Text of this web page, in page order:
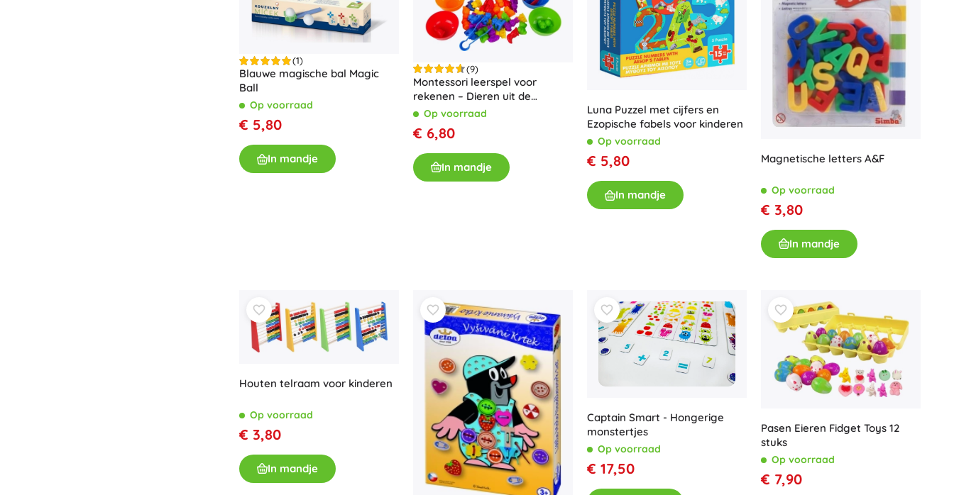
(1)
Blauwe magische bal Magic
Ball
Op voorraad
€ 5,80
In mandje
(9)
Montessori leerspel voor
rekenen – Dieren uit de
dierentuin
Op voorraad
€ 6,80
In mandje
Luna Puzzel met cijfers en
Ezopische fabels voor kinderen
Op voorraad
€ 5,80
In mandje
Magnetische letters A&F
Op voorraad
€ 3,80
In mandje
Houten telraam voor kinderen
Op voorraad
€ 3,80
In mandje
Captain Smart - Hongerige
monstertjes
Op voorraad
€ 17,50
Pasen Eieren Fidget Toys 12
stuks
Op voorraad
€ 7,90